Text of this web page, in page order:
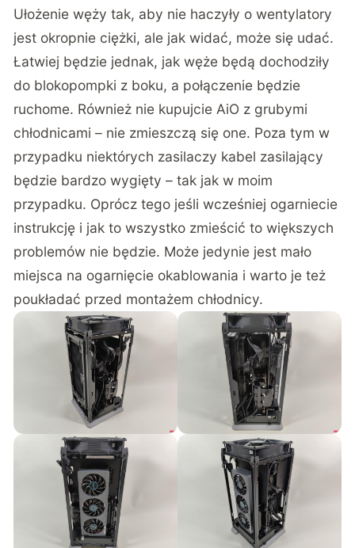
Ułożenie węży tak, aby nie haczyły o wentylatory
jest okropnie ciężki, ale jak widać, może się udać.
Łatwiej będzie jednak, jak węże będą dochodziły
do blokopompki z boku, a połączenie będzie
ruchome. Również nie kupujcie AiO z grubymi
chłodnicami – nie zmieszczą się one. Poza tym w
przypadku niektórych zasilaczy kabel zasilający
będzie bardzo wygięty – tak jak w moim
przypadku. Oprócz tego jeśli wcześniej ogarniecie
instrukcję i jak to wszystko zmieścić to większych
problemów nie będzie. Może jedynie jest mało
miejsca na ogarnięcie okablowania i warto je też
poukładać przed montażem chłodnicy.